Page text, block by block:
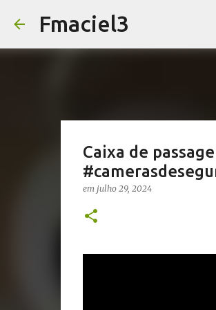
Fmaciel3
Caixa de
em julho 29, 2024